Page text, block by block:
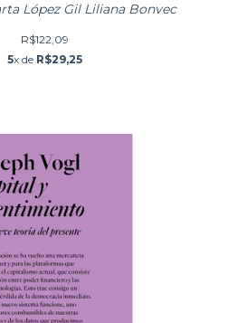
López Gil Liliana Bonvec
R$122,09
5x de R$29,25